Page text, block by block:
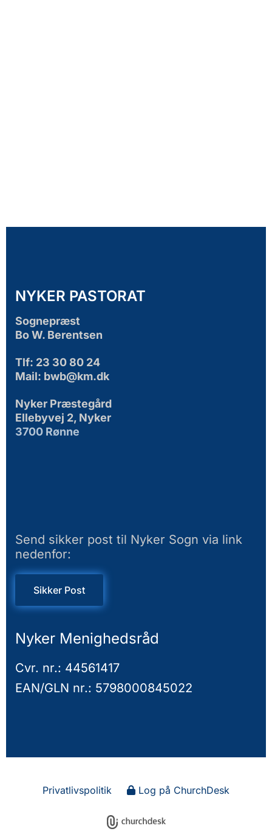
NYKER PASTORAT
Sognepræst
Bo W. Berentsen
Tlf: 23 30 80 24
Mail: bwb@km.dk
Nyker Præstegård
Ellebyvej 2, Nyker
3700 Rønne
Send sikker post til Nyker Sogn via link
nedenfor:
Sikker Post
Nyker Menighedsråd
Cvr. nr.: 44561417
EAN/GLN nr.: 5798000845022
Privatlivspolitik Log på ChurchDesk